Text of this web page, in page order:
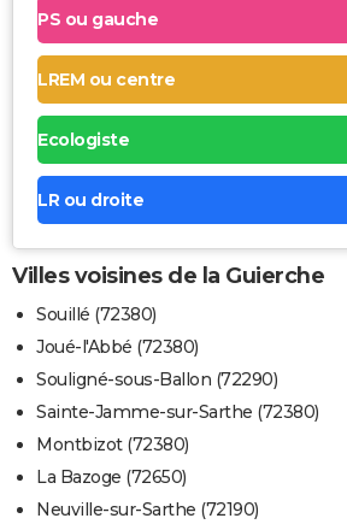
PS ou gauche
LREM ou centre
Ecologiste
LR ou droite
Villes voisines de la Guierche
Souillé (72380)
Joué-l'Abbé (72380)
Souligné-sous-Ballon (72290)
Sainte-Jamme-sur-Sarthe (72380)
Montbizot (72380)
La Bazoge (72650)
Neuville-sur-Sarthe (72190)